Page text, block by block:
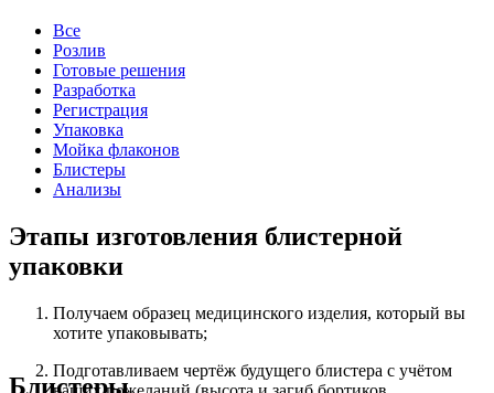
Все
Розлив
Готовые решения
Разработка
Регистрация
Упаковка
Мойка флаконов
Блистеры
Анализы
Этапы изготовления блистерной
упаковки
Получаем образец медицинского изделия, который вы
хотите упаковывать;
Подготавливаем чертёж будущего блистера с учётом
Блистеры